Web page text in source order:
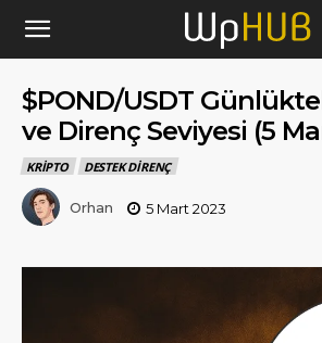
$POND/USDT
ve Direnç Seviyesi (5
KRIPTO DESTEK DIRENÇ
Orhan 5 Mart 2023